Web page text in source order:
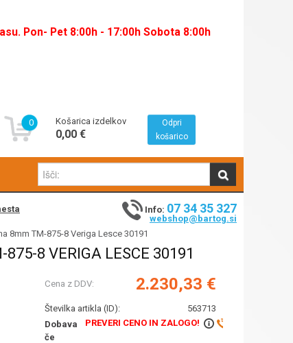
Pon- Pet 8:00h - 17:00h Sobota 8:00h
0 Košarica izdelkov
0,00 €
Odpri
košarico
Info: 07 34 35 327
webshop@bartog.si
8mm TM-875-8 Veriga Lesce 30191
8 VERIGA LESCE 30191
Cena z DDV: 2.230,33 €
Številka artikla (ID):
563713
Dobava
če
PREVERI CENO IN ZALOGO!